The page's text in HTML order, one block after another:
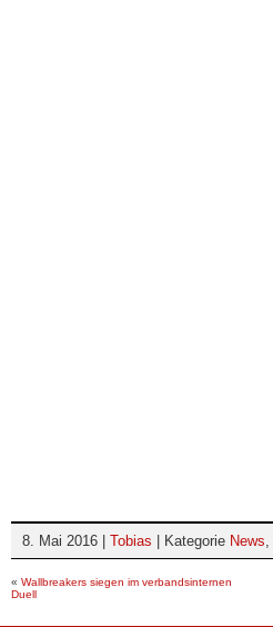
8. Mai 2016 | Tobias | Kategorie News,
« Wallbreakers siegen im verbandsinternen
Duell